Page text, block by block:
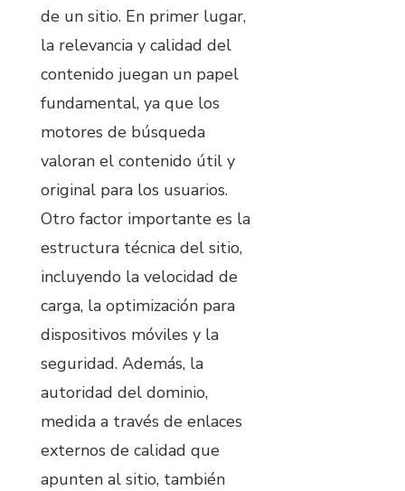
de un sitio. En primer lugar,
la relevancia y calidad del
contenido juegan un papel
fundamental, ya que los
motores de búsqueda
valoran el contenido útil y
original para los usuarios.
Otro factor importante es la
estructura técnica del sitio,
incluyendo la velocidad de
carga, la optimización para
dispositivos móviles y la
seguridad. Además, la
autoridad del dominio,
medida a través de enlaces
externos de calidad que
apunten al sitio, también